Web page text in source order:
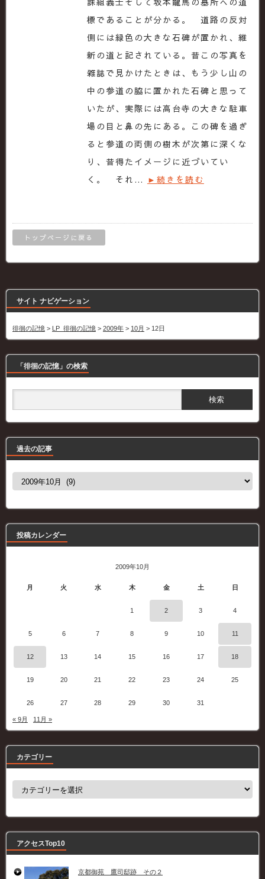
標であることが分かる。 道路の反対
側には緑色の大きな石碑が置かれ、維
新の道と記されている。昔この写真を
雑誌で見かけたときは、もう少し山の
中の参道の脇に置かれた石碑と思って
いたが、実際には高台寺の大きな駐車
場の目と鼻の先にある。この碑を過ぎ
ると参道の両側の樹木が次第に深くな
り、昔得たイメージに近づいてい
く。 それ… ►続きを読む
トップページに戻る
サイト ナビゲーション
徘徊の記憶 > LP_徘徊の記憶 > 2009年 > 10月 > 12日
「徘徊の記憶」の検索
過去の記事
過
事
投稿カレンダー
2009年10月
月 火 水 木 金 土 日
1 2 3 4
5 6 7 8 9 10 11
12 13 14 15 16 17 18
19 20 21 22 23 24 25
26 27 28 29 30 31
« 9月 11月 »
カテゴリー
カ
ー
アクセスTop10
京都御苑 鷹司邸跡 その２